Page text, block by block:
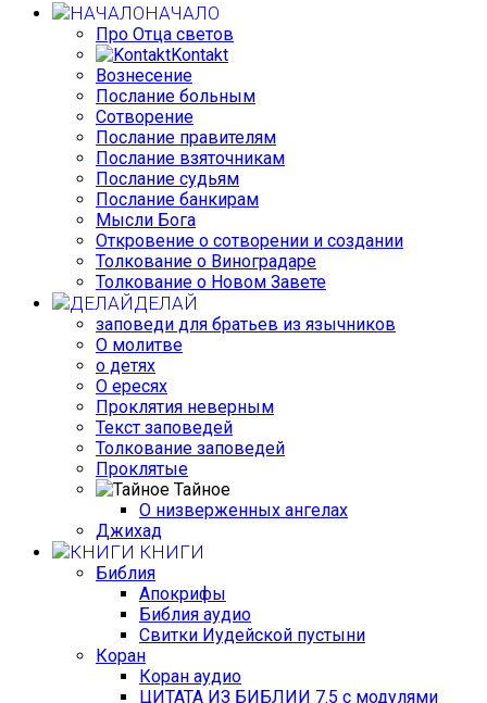
НАЧАЛО
Про Отца светов
Kontakt
Вознесение
Послание больным
Сотворение
Послание правителям
Послание взяточникам
Послание судьям
Послание банкирам
Мысли Бога
Откровение о сотворении и создании
Толкование о Виноградаре
Толкование о Новом Завете
ДЕЛАЙ
заповеди для братьев из язычников
О молитве
о детях
О ересях
Проклятия неверным
Текст заповедей
Толкование заповедей
Проклятые
Тайное
О низверженных ангелах
Джихад
КНИГИ
Библия
Апокрифы
Библия аудио
Свитки Иудейской пустыни
Коран
Коран аудио
ЦИТАТА ИЗ БИБЛИИ 7.5 с модулями